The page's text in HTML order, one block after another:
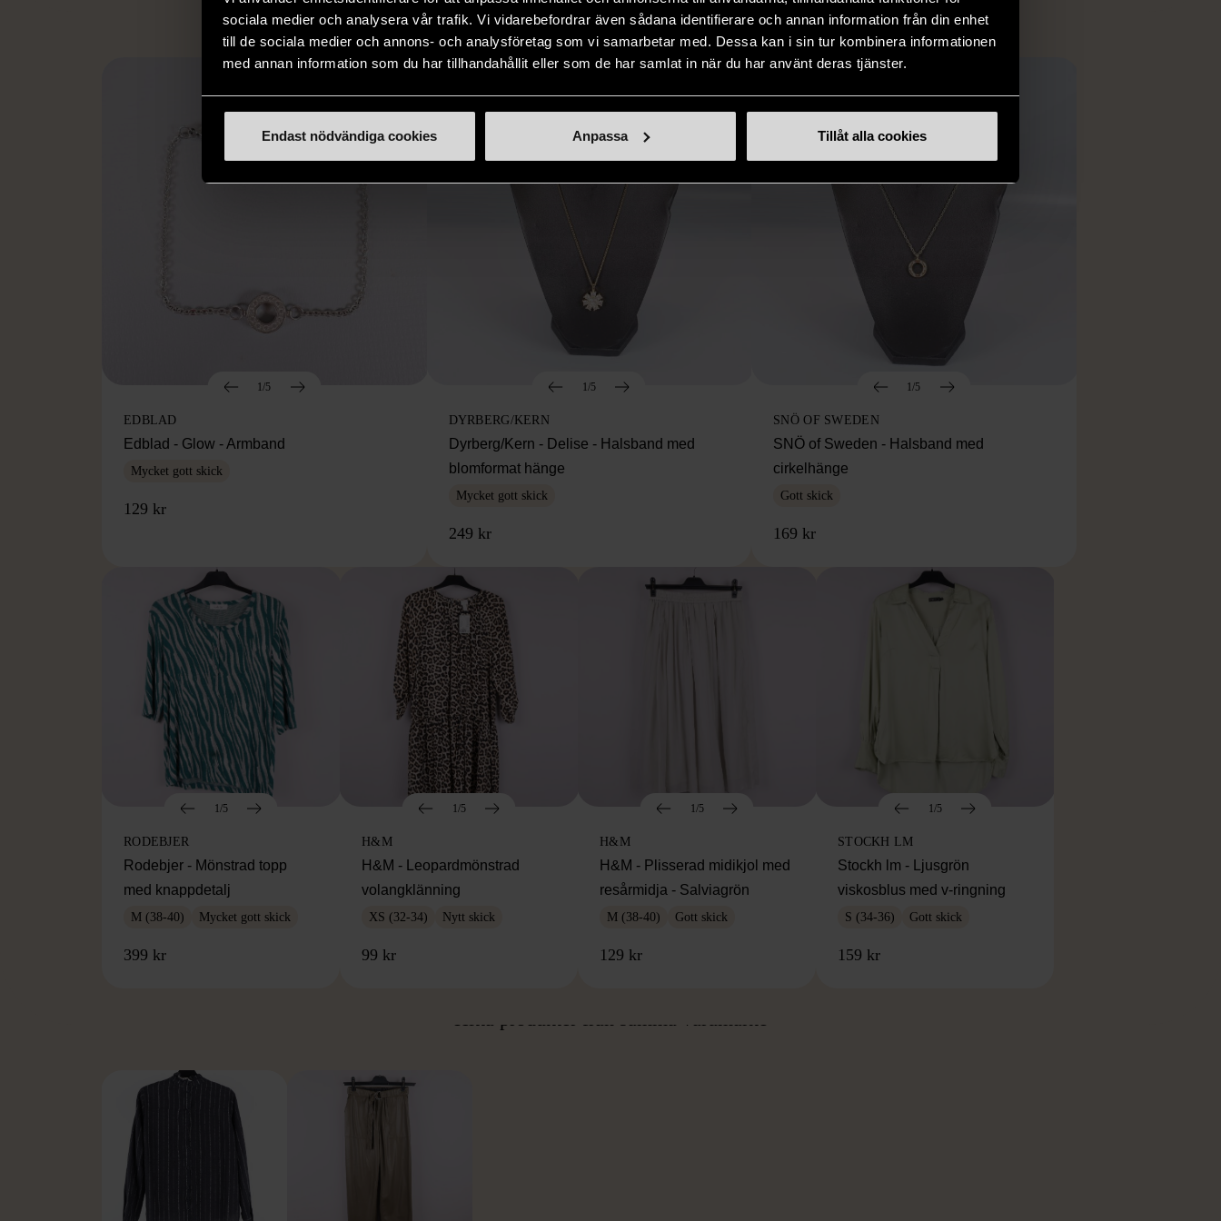
sociala medier och analysera vår trafik. Vi vidarebefordrar även sådana identifierare och annan information från din enhet
till de sociala medier och annons- och analysföretag som vi samarbetar med. Dessa kan i sin tur kombinera informationen
med annan information som du har tillhandahållit eller som de har samlat in när du har använt deras tjänster.
Endast nödvändiga cookies Anpassa Tillåt alla cookies
Hitta produkter som påminner om denna
1/5
EDBLAD
Edblad - Glow - Armband
Mycket gott skick
129 kr
1/5
DYRBERG/KERN
Dyrberg/Kern - Delise - Halsband med
blomformat hänge
Mycket gott skick
249 kr
1/5
SNÖ OF SWEDEN
SNÖ of Sweden - Halsband med
cirkelhänge
Gott skick
169 kr
1/5
RODEBJER
Rodebjer - Mönstrad topp
med knappdetalj
M (38-40) Mycket gott skick
399 kr
1/5
H&M
H&M - Leopardmönstrad
volangklänning
XS (32-34) Nytt skick
99 kr
1/5
H&M
H&M - Plisserad midikjol med
resårmidja - Salviagrön
M (38-40) Gott skick
129 kr
1/5
STOCKH LM
Stockh lm - Ljusgrön
viskosblus med v-ringning
S (34-36) Gott skick
159 kr
Hitta produkter från samma varumärke